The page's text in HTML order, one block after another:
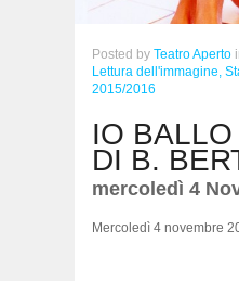
Posted by Teatro Aperto
Lettura dell'immagine,
2015/2016
IO
DI B.
mercoledì 4
Mercoledì 4 novembre